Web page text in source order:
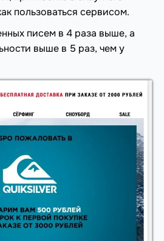
пользоваться сервисом.
писем в 4 раза выше, а
выше в 5 раз, чем у